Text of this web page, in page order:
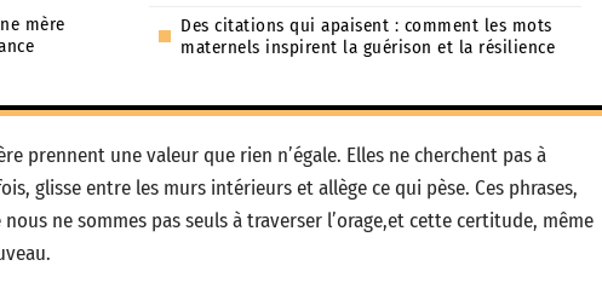
mère
Des citations qui apaisent : comment les mots
maternels inspirent la guérison et la résilience
prennent une valeur que rien n’égale. Elles ne cherchent pas à
glisse entre les murs intérieurs et allège ce qui pèse. Ces phrases,
ne sommes pas seuls à traverser l’orage,et cette certitude, même